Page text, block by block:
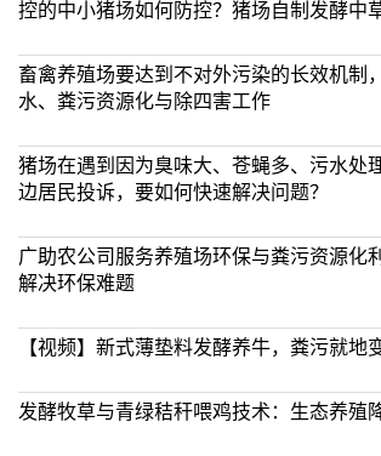
控的中小猪场如何防控？猪场自制发酵中
畜禽养殖场要达到不对外污染的长效机制
水、粪污资源化与除四害工作
猪场在遇到因为臭味大、苍蝇多、污水处
边居民投诉，要如何快速解决问题？
广助农公司服务养殖场环保与粪污资源化
解决环保难题
【视频】新式薄垫料发酵养牛，粪污就地
发酵牧草与青绿秸秆喂鸡技术：生态养殖